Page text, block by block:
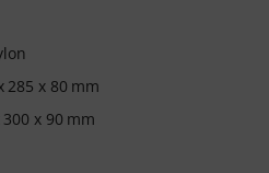
285 x 80 mm
x 90 mm